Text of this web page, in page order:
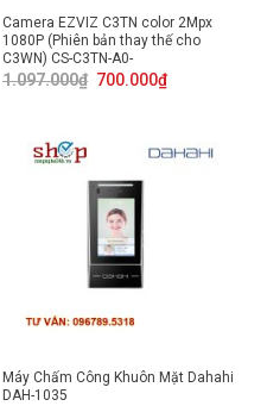
Camera EZVIZ C3TN color 2Mpx
1080P (Phiên bản thay thế cho
C3WN) CS-C3TN-A0-
1H2WFL(2.8mm)
1.097.000₫ Giá
700.000₫Giá
hiện
Máy Chấm Công Khuôn Mặt Dahahi
DAH-1035